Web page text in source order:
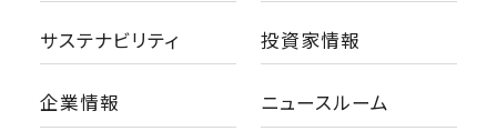
サステナビリティ 投資家情報
企業情報 ニュースルーム